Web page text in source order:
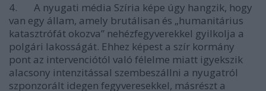
4. A nyugati média Szíria képe úgy hangzik, hogy
van egy állam, amely brutálisan és „humanitárius
katasztrófát okozva” nehézfegyverekkel gyilkolja a
polgári lakosságát. Ehhez képest a szír kormány
pont az intervenciótól való félelme miatt igyekszik
alacsony intenzitással szembeszállni a nyugatról
szponzorált idegen fegyveresekkel, másrészt a